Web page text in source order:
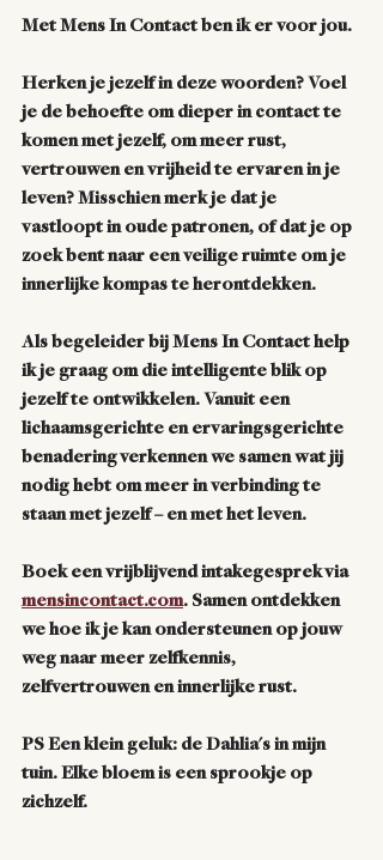
Met Mens In Contact ben ik er voor jou.
Herken je jezelf in deze woorden? Voel
je de behoefte om dieper in contact te
komen met jezelf, om meer rust,
vertrouwen en vrijheid te ervaren in je
leven? Misschien merk je dat je
vastloopt in oude patronen, of dat je op
zoek bent naar een veilige ruimte om je
innerlijke kompas te herontdekken.
Als begeleider bij Mens In Contact help
ik je graag om die intelligente blik op
jezelf te ontwikkelen. Vanuit een
lichaamsgerichte en ervaringsgerichte
benadering verkennen we samen wat jij
nodig hebt om meer in verbinding te
staan met jezelf – en met het leven.
Boek een vrijblijvend intakegesprek via
mensincontact.com. Samen ontdekken
we hoe ik je kan ondersteunen op jouw
weg naar meer zelfkennis,
zelfvertrouwen en innerlijke rust.
PS Een klein geluk: de Dahlia's in mijn
tuin. Elke bloem is een sprookje op
zichzelf.